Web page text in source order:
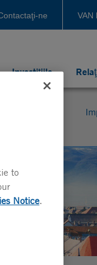
ne VAN
Investiţiile
to
Notice.